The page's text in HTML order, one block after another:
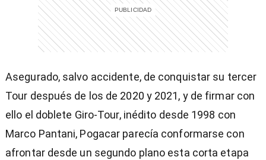
Asegurado, salvo accidente, de conquistar su tercer
Tour después de los de 2020 y 2021, y de firmar con
ello el doblete Giro-Tour, inédito desde 1998 con
Marco Pantani, Pogacar parecía conformarse con
afrontar desde un segundo plano esta corta etapa